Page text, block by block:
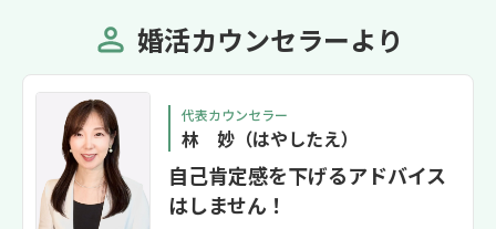
婚活カウンセラーより
代表カウンセラー
林 妙（はやしたえ）
自己肯定感を下げるアドバイス
はしません！